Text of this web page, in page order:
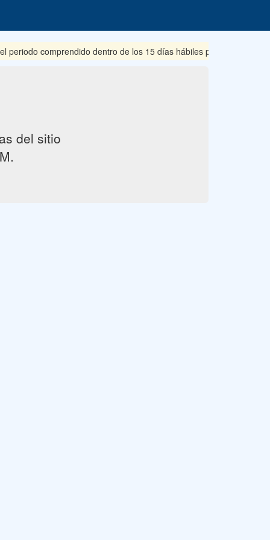
comprendido dentro de los 15 días hábiles posteriores a su
del sitio